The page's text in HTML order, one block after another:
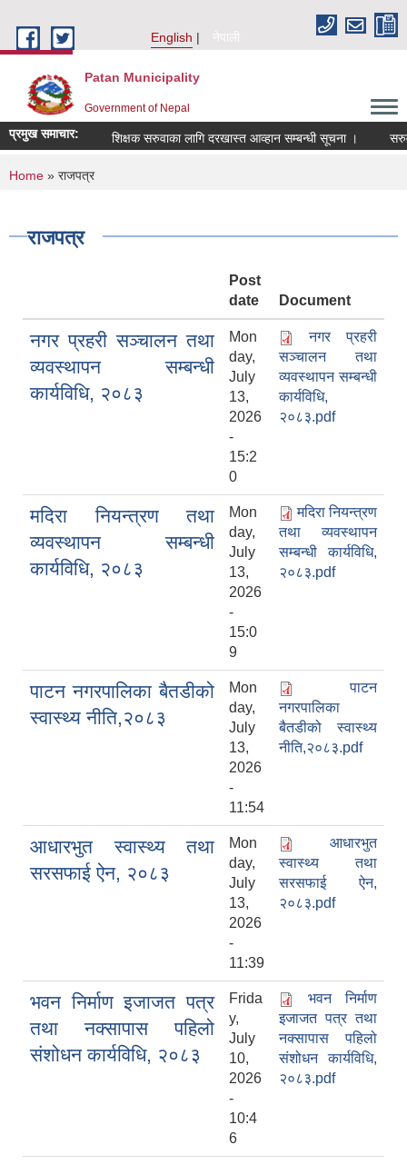
English
नेपाली
Patan Municipality
Government of Nepal
प्रमुख समाचार:शिक्षक सरुवाका लागि दरखास्त आव्हान सम्बन्धी सूचना । सरुवा
You are here
Home » राजपत्र
राजपत्र
Post
date
Document
नगर प्रहरी सञ्‍चालन तथा
व्यवस्थापन सम्बन्धी
कार्यविधि, २०८३
Mon
day,
July
13,
2026
-
15:2
0
नगर प्रहरी
सञ्‍चालन तथा
व्यवस्थापन सम्बन्धी
कार्यविधि,
२०८३.pdf
मदिरा नियन्त्रण तथा
व्यवस्थापन सम्बन्धी
कार्यविधि, २०८३
Mon
day,
July
13,
2026
-
15:0
9
मदिरा नियन्त्रण
तथा व्यवस्थापन
सम्बन्धी कार्यविधि,
२०८३.pdf
पाटन नगरपालिका बैतडीको
स्वास्थ्य नीति,२०८३
Mon
day,
July
13,
2026
-
11:54
पाटन
नगरपालिका
बैतडीको स्वास्थ्य
नीति,२०८३.pdf
आधारभुत स्वास्थ्य तथा
सरसफाई ऐन, २०८३
Mon
day,
July
13,
2026
-
11:39
आधारभुत
स्वास्थ्य तथा
सरसफाई ऐन,
२०८३.pdf
भवन निर्माण इजाजत पत्र
तथा नक्सापास पहिलो
संशोधन कार्यविधि, २०८३
Frida
y,
July
10,
2026
-
10:4
6
भवन निर्माण
इजाजत पत्र तथा
नक्सापास पहिलो
संशोधन कार्यविधि,
२०८३.pdf